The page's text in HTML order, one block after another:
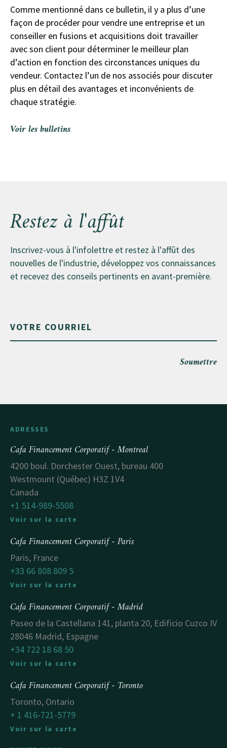
Comme mentionné dans ce bulletin, il y a plus d’une
façon de procéder pour vendre une entreprise et un
conseiller en fusions et acquisitions doit travailler
avec son client pour déterminer le meilleur plan
d’action en fonction des circonstances uniques du
vendeur. Contactez l’un de nos associés pour discuter
plus en détail des avantages et inconvénients de
chaque stratégie.
Voir les bulletins
Restez à l'affût
Inscrivez-vous à l'infolettre et restez à l'affût des
nouvelles de l'industrie, développez vos connaissances
et recevez des conseils pertinents en avant-première.
Soumettre
ADRESSES
Cafa Financement Corporatif - Montreal
4200 boul. Dorchester Ouest, bureau 400
Westmount (Québec) H3Z 1V4
Canada
+1 514-989-5508
Voir sur la carte
Cafa Financement Corporatif - Paris
Paris, France
+33 66 808 809 5
Voir sur la carte
Cafa Financement Corporatif - Madrid
Paseo de la Castellana 141, planta 20, Edificio Cuzco IV
28046 Madrid, Espagne
+34 722 18 68 50
Voir sur la carte
Cafa Financement Corporatif - Toronto
Toronto, Ontario
+ 1 416-721-5779
Voir sur la carte